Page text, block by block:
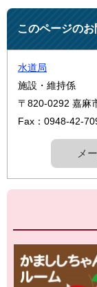
このページの
水道局
施設・維持係
〒820-0292 嘉麻
Fax：0948-42-
メ